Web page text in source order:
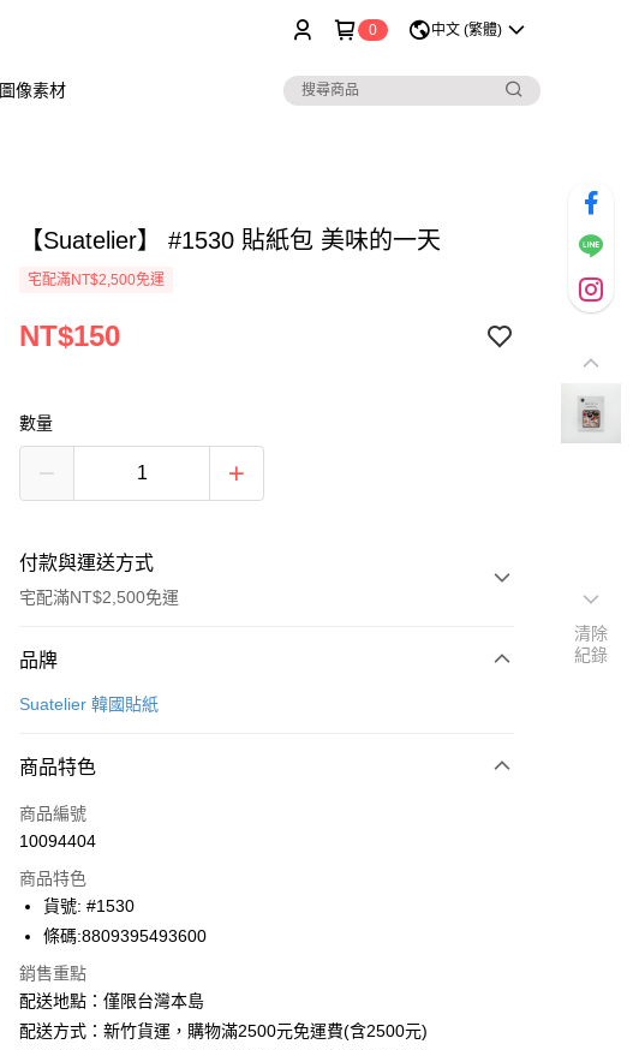
0 中文 (繁體)
圖像素材
【Suatelier】 #1530 貼紙包 美味的一天
宅配滿NT$2,500免運
NT$150
數量
付款與運送方式
宅配滿NT$2,500免運
付款方式
信用卡一次付款
悠遊付
ATM付款
下單前請先詢問庫存
每筆NT$130，滿NT$2,500(含以上)免運費
品牌
Suatelier 韓國貼紙
商品特色
商品編號
10094404
商品特色
貨號: #1530
條碼:8809395493600
銷售重點
配送地點：僅限台灣本島
配送方式：新竹貨運，購物滿2500元免運費(含2500元)
清除
紀錄